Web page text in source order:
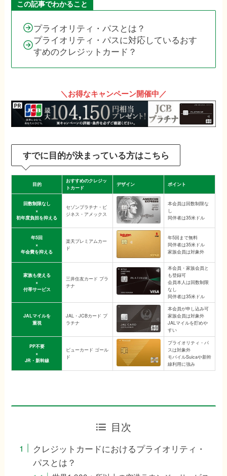
この記事でわかること
プライオリティ・パスとは？
プライオリティ・パスに対応しているおす
すめのクレジットカード？
＼お得なキャンペーン開催中／
すでに目的が決まっている方はこちら
目的
おすすめのクレジッ
トカード
デザイン ポイント
回数制限なし
×
初年度負担を抑える
セゾンプラチナ・ビ
ジネス・アメックス
本会員は回数制限な
し
同伴者は35米ドル
年5回
×
年会費を抑える
楽天プレミアムカー
ド
年5回まで無料
同伴者は35米ドル
家族会員は対象外
家族も使える
×
付帯サービス
三井住友カード プラ
チナ
本会員・家族会員と
も登録可
会員本人は回数制限
なし
同伴者は35米ドル
JALマイルを
重視
JAL・JCBカード プ
ラチナ
本会員が申し込み可
家族会員は対象外
JALマイルを貯めや
すい
PP不要
×
JR・新幹線
ビューカード ゴール
ド
プライオリティ・パ
スは対象外
モバイルSuicaや新幹
線利用に強み
目次
クレジットカードにおけるプライオリティ・
パスとは？